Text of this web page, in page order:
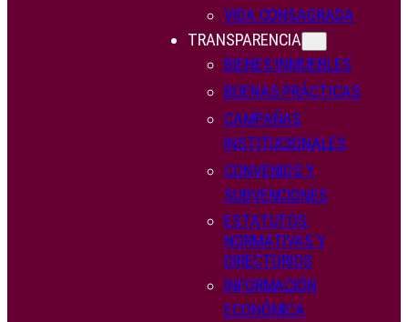
VIDA CONSAGRADA
TRANSPARENCIA
BIENES INMUEBLES
BUENAS PRÁCTICAS
CAMPAÑAS
INSTITUCIONALES
CONVENIOS Y
SUBVENCIONES
ESTATUTOS,
NORMATIVAS Y
DIRECTORIOS
INFORMACIÓN
ECONÓMICA